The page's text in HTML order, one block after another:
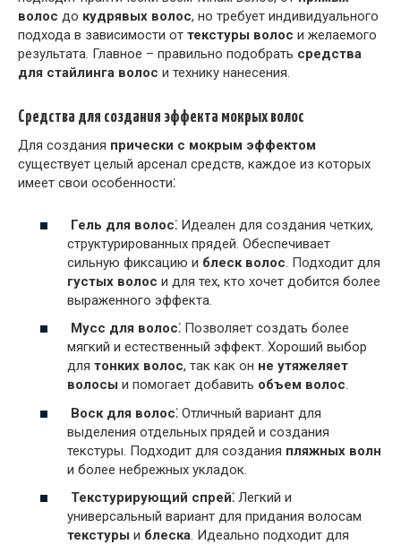
волос до кудрявых волос, но требует индивидуального
подхода в зависимости от текстуры волос и желаемого
результата. Главное – правильно подобрать средства
для стайлинга волос и технику нанесения.
Средства для создания эффекта мокрых волос
Для создания прически с мокрым эффектом
существует целый арсенал средств, каждое из которых
имеет свои особенности⁚
Гель для волос⁚ Идеален для создания четких,
структурированных прядей. Обеспечивает
сильную фиксацию и блеск волос. Подходит для
густых волос и для тех, кто хочет добится более
выраженного эффекта.
Мусс для волос⁚ Позволяет создать более
мягкий и естественный эффект. Хороший выбор
для тонких волос, так как он не утяжеляет
волосы и помогает добавить объем волос.
Воск для волос⁚ Отличный вариант для
выделения отдельных прядей и создания
текстуры. Подходит для создания пляжных волн
и более небрежных укладок.
Текстурирующий спрей⁚ Легкий и
универсальный вариант для придания волосам
текстуры и блеска. Идеально подходит для